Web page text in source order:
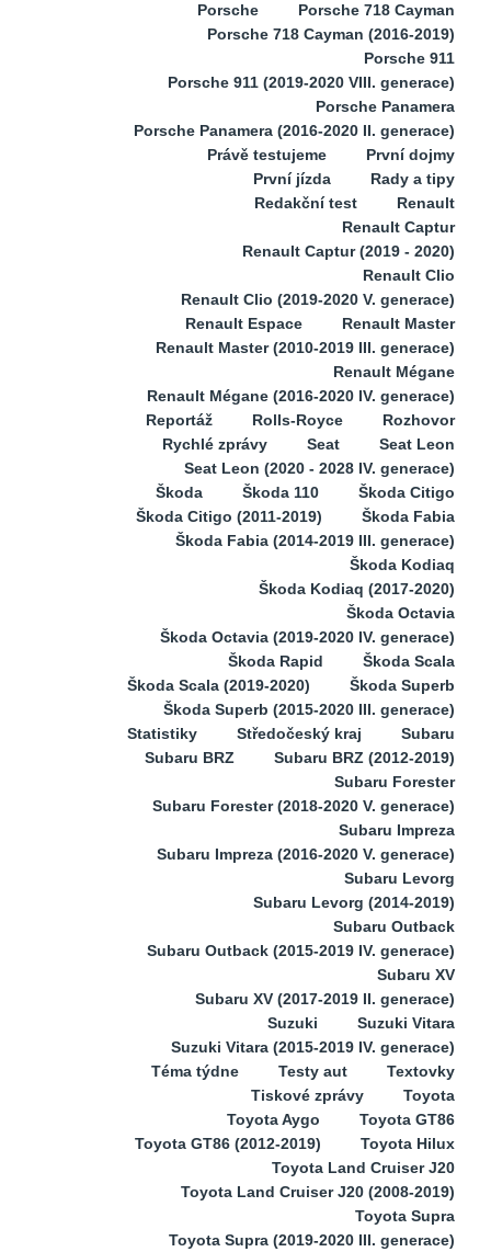
Porsche
Porsche 718 Cayman
Porsche 718 Cayman (2016-2019)
Porsche 911
Porsche 911 (2019-2020 VIII. generace)
Porsche Panamera
Porsche Panamera (2016-2020 II. generace)
Právě testujeme
První dojmy
První jízda
Rady a tipy
Redakční test
Renault
Renault Captur
Renault Captur (2019 - 2020)
Renault Clio
Renault Clio (2019-2020 V. generace)
Renault Espace
Renault Master
Renault Master (2010-2019 III. generace)
Renault Mégane
Renault Mégane (2016-2020 IV. generace)
Reportáž
Rolls-Royce
Rozhovor
Rychlé zprávy
Seat
Seat Leon
Seat Leon (2020 - 2028 IV. generace)
Škoda
Škoda 110
Škoda Citigo
Škoda Citigo (2011-2019)
Škoda Fabia
Škoda Fabia (2014-2019 III. generace)
Škoda Kodiaq
Škoda Kodiaq (2017-2020)
Škoda Octavia
Škoda Octavia (2019-2020 IV. generace)
Škoda Rapid
Škoda Scala
Škoda Scala (2019-2020)
Škoda Superb
Škoda Superb (2015-2020 III. generace)
Statistiky
Středočeský kraj
Subaru
Subaru BRZ
Subaru BRZ (2012-2019)
Subaru Forester
Subaru Forester (2018-2020 V. generace)
Subaru Impreza
Subaru Impreza (2016-2020 V. generace)
Subaru Levorg
Subaru Levorg (2014-2019)
Subaru Outback
Subaru Outback (2015-2019 IV. generace)
Subaru XV
Subaru XV (2017-2019 II. generace)
Suzuki
Suzuki Vitara
Suzuki Vitara (2015-2019 IV. generace)
Téma týdne
Testy aut
Textovky
Tiskové zprávy
Toyota
Toyota Aygo
Toyota GT86
Toyota GT86 (2012-2019)
Toyota Hilux
Toyota Land Cruiser J20
Toyota Land Cruiser J20 (2008-2019)
Toyota Supra
Toyota Supra (2019-2020 III. generace)